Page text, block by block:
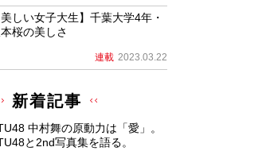
美しい女子大生】千葉大学4年・
桜の美しさ
連載 2023.03.22
新着記事
中村舞の原動力は「愛」。
と2nd写真集を語る。